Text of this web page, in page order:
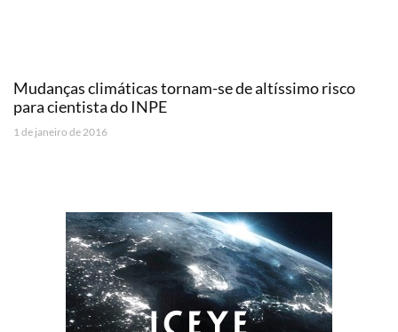
Mudanças climáticas tornam-se de altíssimo risco
para cientista do INPE
1 de janeiro de 2016